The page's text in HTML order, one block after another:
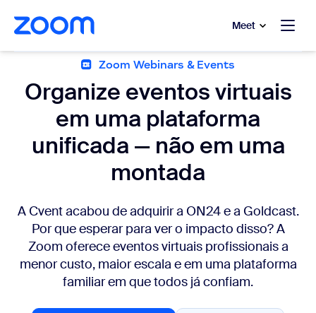
principal
chat de ajuda Meet
Zoom Webinars & Events
Organize eventos virtuais
em uma plataforma
unificada — não em uma
montada
A Cvent acabou de adquirir a ON24 e a Goldcast.
Por que esperar para ver o impacto disso? A
Zoom oferece eventos virtuais profissionais a
menor custo, maior escala e em uma plataforma
familiar em que todos já confiam.